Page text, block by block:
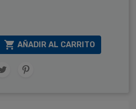
 AÑADIR AL CARRITO